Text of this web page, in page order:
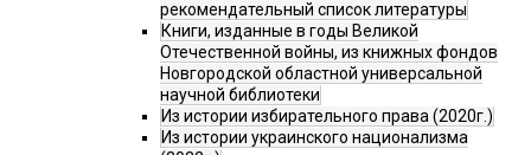
рекомендательный список литературы
Книги, изданные в годы Великой
Отечественной войны, из книжных фондов
Новгородской областной универсальной
научной библиотеки
Из истории избирательного права (2020г.)
Из истории украинского национализма